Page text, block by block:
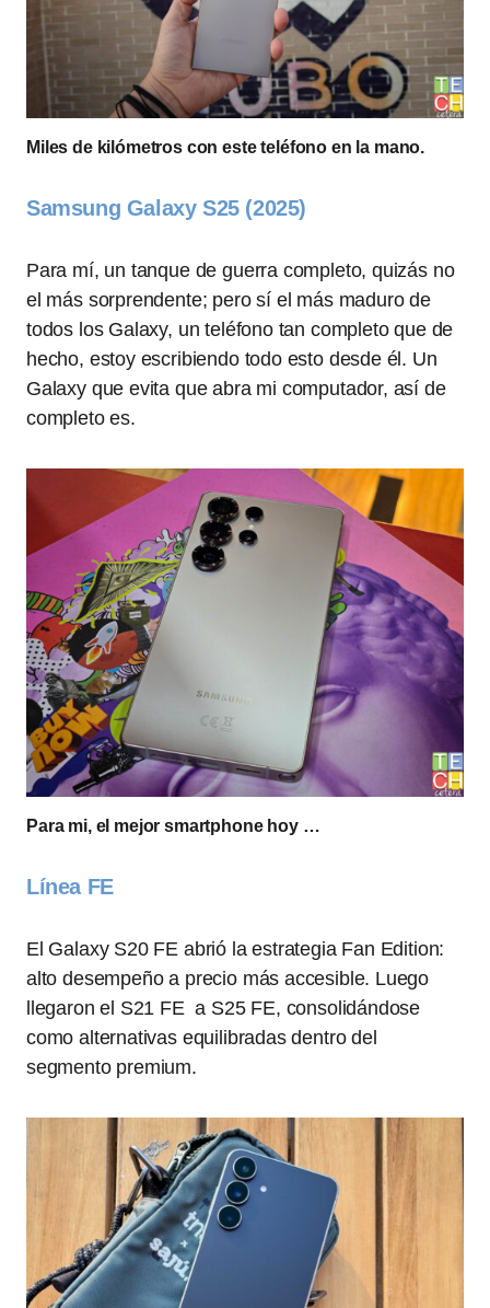
Miles de kilómetros con este teléfono en la mano.
Samsung Galaxy S25 (2025)
Para mí, un tanque de guerra completo, quizás no
el más sorprendente; pero sí el más maduro de
todos los Galaxy, un teléfono tan completo que de
hecho, estoy escribiendo todo esto desde él. Un
Galaxy que evita que abra mi computador, así de
completo es.
Para mi, el mejor smartphone hoy …
Línea FE
El Galaxy S20 FE abrió la estrategia Fan Edition:
alto desempeño a precio más accesible. Luego
llegaron el S21 FE a S25 FE, consolidándose
como alternativas equilibradas dentro del
segmento premium.